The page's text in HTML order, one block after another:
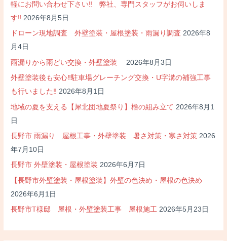
軽にお問い合わせ下さい‼ 弊社、専門スタッフがお伺いしま
す‼ 2026年8月5日
ドローン現地調査 外壁塗装・屋根塗装・雨漏り調査 2026年8
月4日
雨漏りから雨どい交換・外壁塗装 2026年8月3日
外壁塗装後も安心‼駐車場グレーチング交換・U字溝の補強工事
も行いました‼ 2026年8月1日
地域の夏を支える【犀北団地夏祭り】櫓の組み立て 2026年8月1
日
長野市 雨漏り 屋根工事・外壁塗装 暑さ対策・寒さ対策 2026
年7月10日
長野市 外壁塗装・屋根塗装 2026年6月7日
【長野市外壁塗装・屋根塗装】外壁の色決め・屋根の色決め
2026年6月1日
長野市T様邸 屋根・外壁塗装工事 屋根施工 2026年5月23日
ン